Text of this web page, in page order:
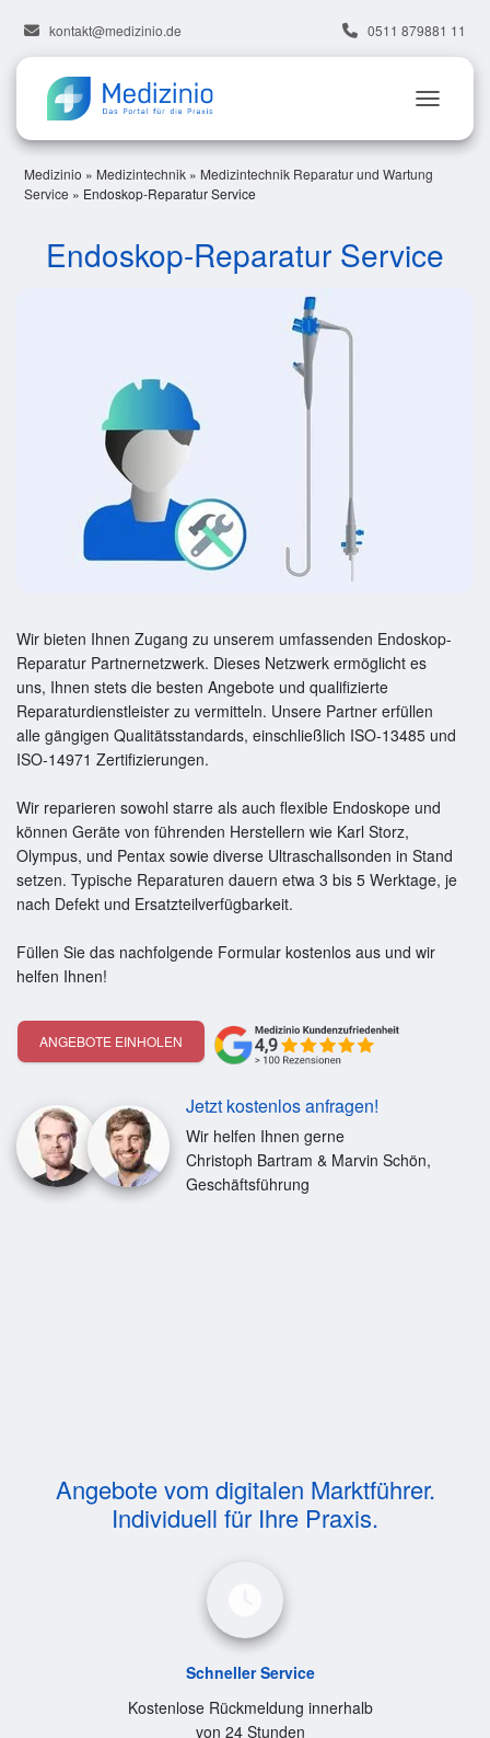
kontakt@medizinio.de 0511 879881 11
Medizinio » Medizintechnik » Medizintechnik Reparatur und Wartung
Service » Endoskop-Reparatur Service
Endoskop-Reparatur Service
Wir bieten Ihnen Zugang zu unserem umfassenden Endoskop-
Reparatur Partnernetzwerk. Dieses Netzwerk ermöglicht es
uns, Ihnen stets die besten Angebote und qualifizierte
Reparaturdienstleister zu vermitteln. Unsere Partner erfüllen
alle gängigen Qualitätsstandards, einschließlich ISO-13485 und
ISO-14971 Zertifizierungen.
Wir reparieren sowohl starre als auch flexible Endoskope und
können Geräte von führenden Herstellern wie Karl Storz,
Olympus, und Pentax sowie diverse Ultraschallsonden in Stand
setzen. Typische Reparaturen dauern etwa 3 bis 5 Werktage, je
nach Defekt und Ersatzteilverfügbarkeit.
Füllen Sie das nachfolgende Formular kostenlos aus und wir
helfen Ihnen!
ANGEBOTE EINHOLEN
Jetzt kostenlos anfragen!
Wir helfen Ihnen gerne
Christoph Bartram & Marvin Schön,
Geschäftsführung
Angebote vom digitalen Marktführer.
Individuell für Ihre Praxis.
Schneller Service
Kostenlose Rückmeldung innerhalb
von 24 Stunden